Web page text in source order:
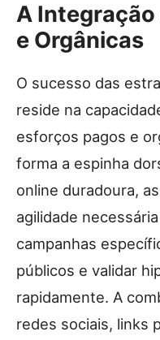
A Integração
e Orgânicas
O sucesso das
reside na
esforços pagos e
forma a espinha
online duradoura,
agilidade
campanhas
públicos e validar
rapidamente. A
redes sociais, links